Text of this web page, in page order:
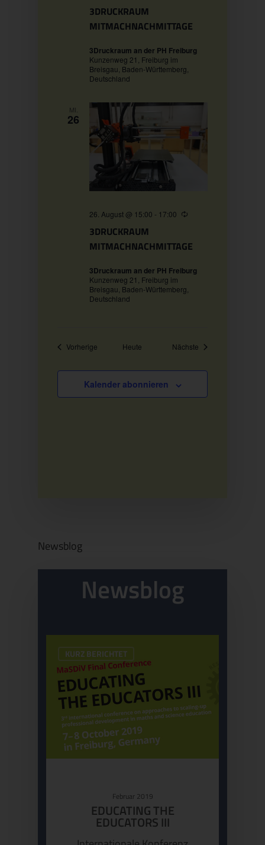
3DRUCKRAUM
MITMACHNACHMITTAGE
3Druckraum an der PH Freiburg
Kunzenweg 21, Freiburg im
Breisgau, Baden-Württemberg,
Deutschland
MI.
26
3DRUCKRAUM
MITMACHNACHMITTAGE
26. August @ 15:00 - 17:00
3Druckraum an der PH Freiburg
Kunzenweg 21, Freiburg im
Breisgau, Baden-Württemberg,
Deutschland
Vorherige Veranstaltungen
Heute NächsteVeranstaltungen
Kalender abonnieren
Newsblog
Newsblog
KURZ BERICHTET
Februar 2019
EDUCATING THE
EDUCATORS III